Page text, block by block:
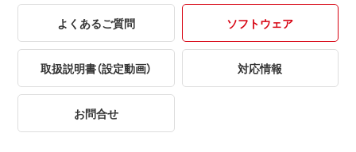
よくあるご質問 ソフトウェア
取扱説明書（設定動画） 対応情報
お問合せ